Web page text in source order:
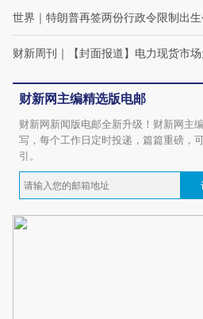
世界 ｜ 特朗普再签两份行政令限制出
财新周刊 ｜ 【封面报道】电力现货市
财新网主编精选版电邮
财新网新闻版电邮全新升级！财新网主
写，每个工作日定时投递，篇篇重磅，
引。